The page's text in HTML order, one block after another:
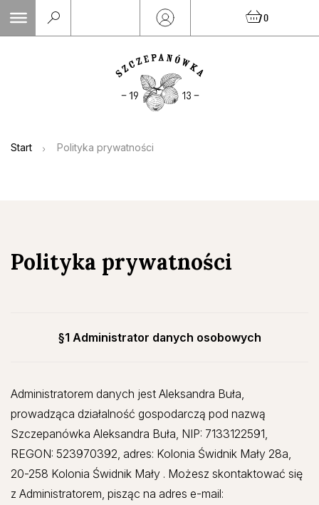
Skip
0
Start Polityka prywatności
Polityka prywatności
§1 Administrator danych osobowych
Administratorem danych jest Aleksandra Buła,
prowadząca działalność gospodarczą pod nazwą
Szczepanówka Aleksandra Buła, NIP: 7133122591,
REGON: 523970392, adres: Kolonia Świdnik Mały 28a,
20-258 Kolonia Świdnik Mały . Możesz skontaktować się
z Administratorem, pisząc na adres e-mail: